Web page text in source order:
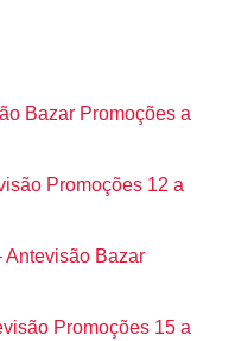
Bazar Promoções a
Promoções 12 a
Bazar
Promoções 15 a